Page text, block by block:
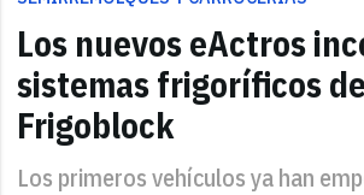
Los nuevos eActros
sistemas frigoríficos de
Frigoblock
Los primeros vehículos ya han